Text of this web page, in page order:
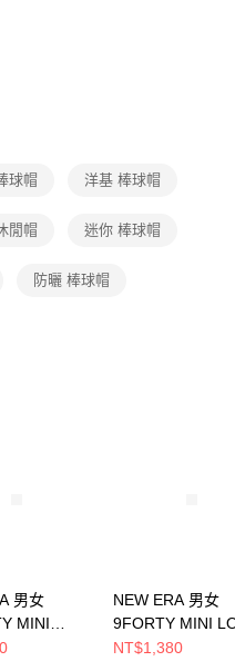
訊。
訊中的連結，可透過四大超商／
視為交易完成。
之結帳頁面顯示為準，若有關於
疑問，請聯繫「AFTEE先享後付
support/home
AFTEE先享後付」服務完成之交
或監護人之同意方可使用
別帳號之用戶狀況，依本公司即
運費
球帽 洋基 棒球帽
閒帽 迷你 棒球帽
防曬 棒球帽
男女
MINI
石灰/白
NEW ERA 男女
9FORTY MINI
洋基 黑/黑
NT$1,380